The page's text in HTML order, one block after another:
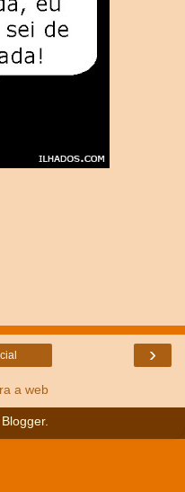
›
a web
Blogger.